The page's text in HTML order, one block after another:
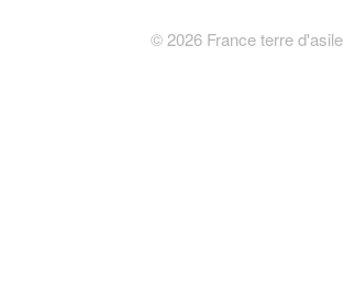
©2026France terre d'asile